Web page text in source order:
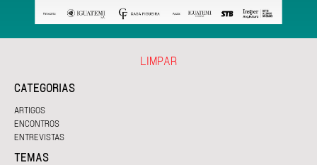
CATEGORIAS
ARTIGOS
ENCONTROS
ENTREVISTAS
TEMAS
LIMPAR